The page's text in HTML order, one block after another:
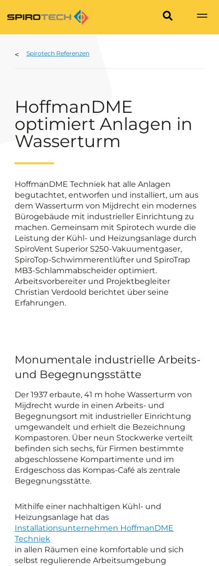
Spirotech Referenzen
HoffmanDME
optimiert Anlagen in
Wasserturm
HoffmanDME Techniek hat alle Anlagen
begutachtet, entworfen und installiert, um aus
dem Wasserturm von Mijdrecht ein modernes
Bürogebäude mit industrieller Einrichtung zu
machen. Gemeinsam mit Spirotech wurde die
Leistung der Kühl- und Heizungsanlage durch
SpiroVent Superior S250-Vakuumentgaser,
SpiroTop-Schwimmerentlüfter und SpiroTrap
MB3-Schlammabscheider optimiert.
Arbeitsvorbereiter und Projektbegleiter
Christian Verdoold berichtet über seine
Erfahrungen.
Monumentale industrielle Arbeits-
und Begegnungsstätte
Der 1937 erbaute, 41 m hohe Wasserturm von
Mijdrecht wurde in einen Arbeits- und
Begegnungsort mit industrieller Einrichtung
umgewandelt und erhielt die Bezeichnung
Kompastoren. Über neun Stockwerke verteilt
befinden sich sechs, für Firmen bestimmte
abgeschlossene Kompartimente und im
Erdgeschoss das Kompas-Café als zentrale
Begegnungsstätte.
Mithilfe einer nachhaltigen Kühl- und
Heizungsanlage hat das
Installationsunternehmen HoffmanDME
Techniek
in allen Räumen eine komfortable und sich
selbst regulierende Arbeitsumgebung